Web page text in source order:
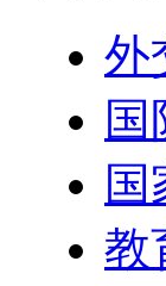
外
国
教